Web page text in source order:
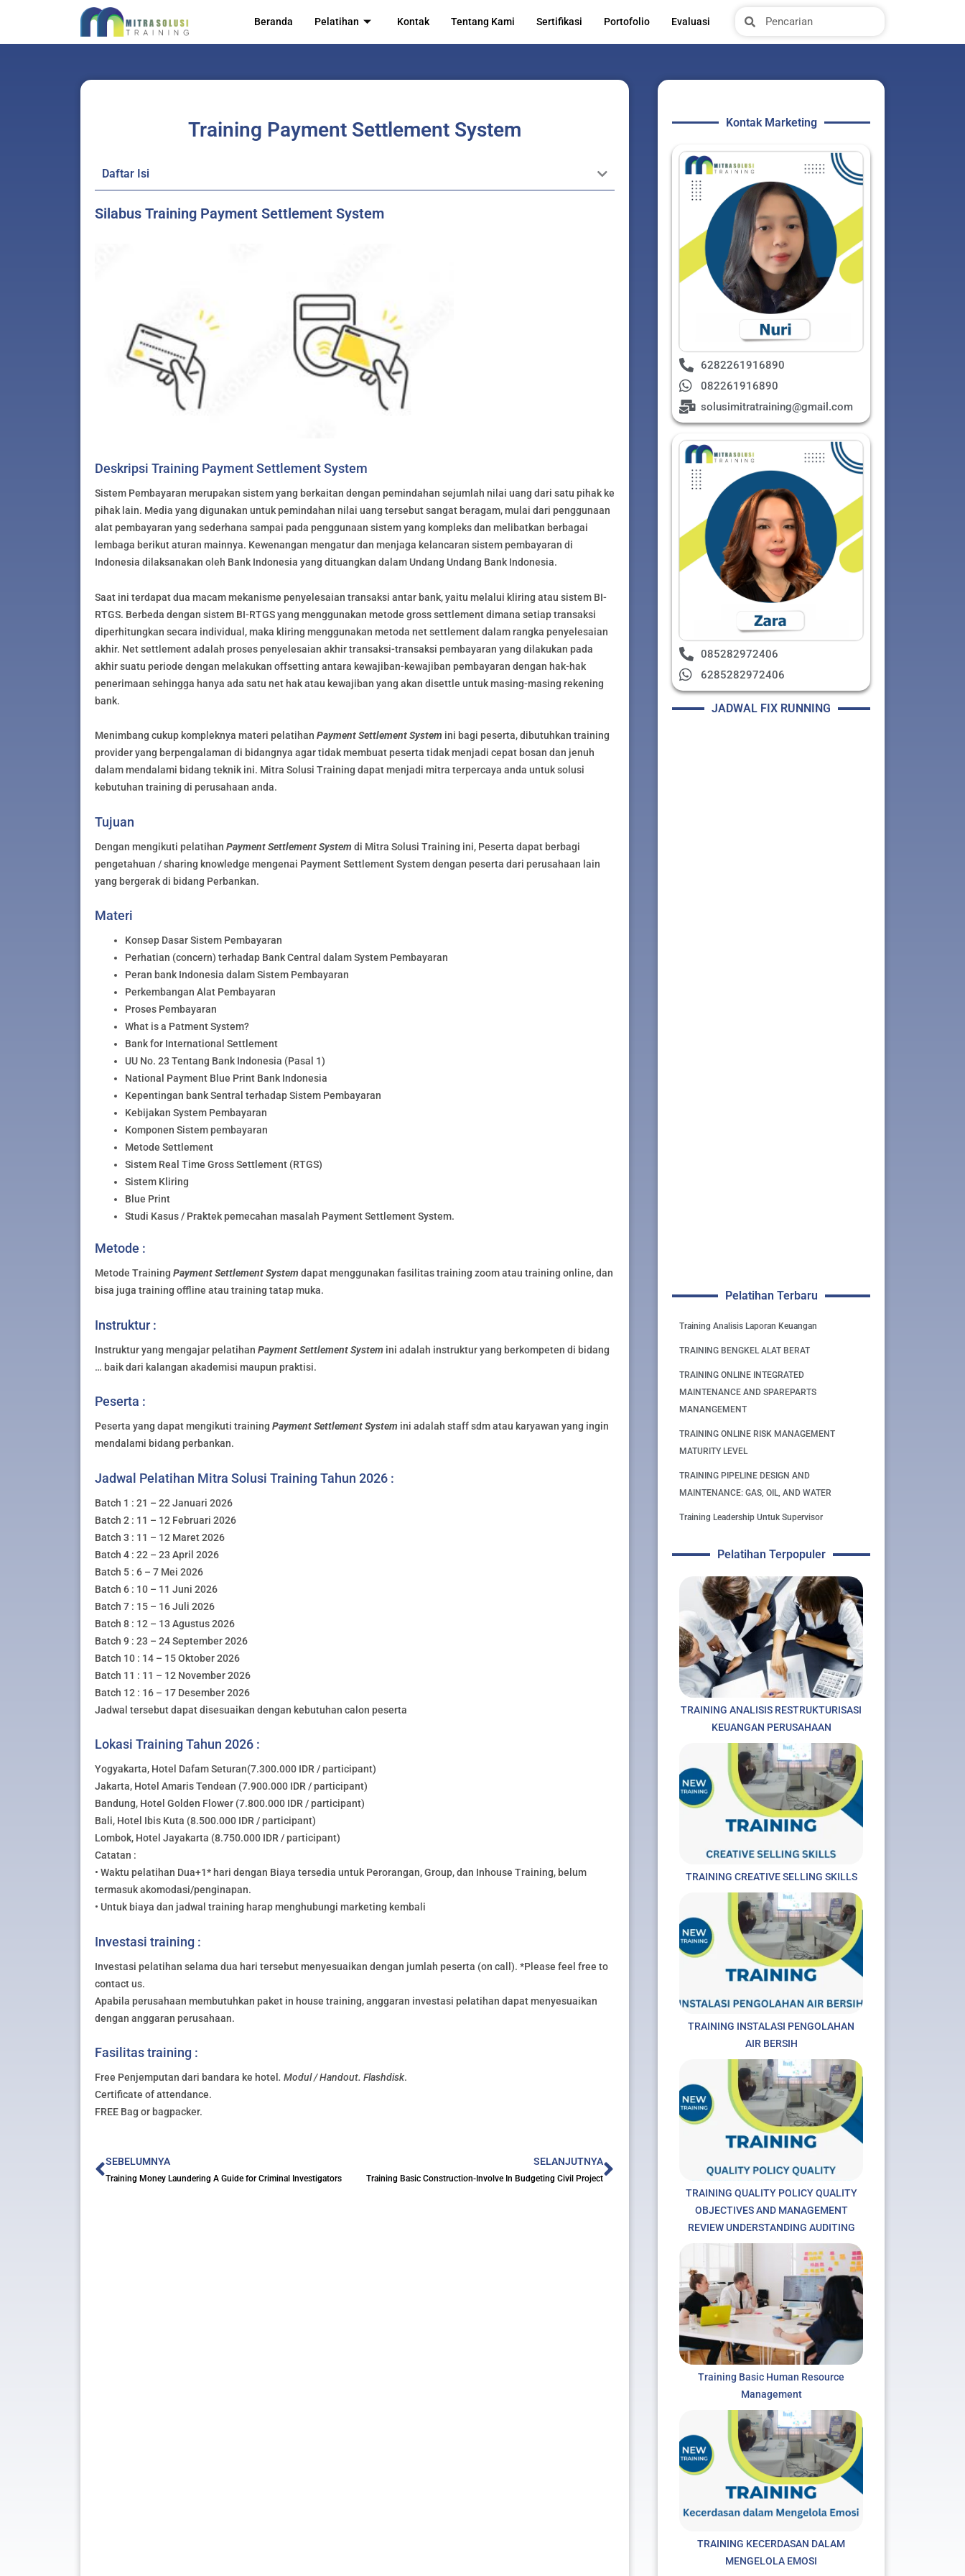
content
Beranda Pelatihan Kontak Tentang Kami Sertifikasi Portofolio Evaluasi SearchSearch
Training Payment Settlement System
Daftar Isi
Silabus Training Payment Settlement System
Deskripsi Training Payment Settlement System
Sistem Pembayaran merupakan sistem yang berkaitan dengan pemindahan sejumlah nilai uang dari satu pihak ke
pihak lain. Media yang digunakan untuk pemindahan nilai uang tersebut sangat beragam, mulai dari penggunaan
alat pembayaran yang sederhana sampai pada penggunaan sistem yang kompleks dan melibatkan berbagai
lembaga berikut aturan mainnya. Kewenangan mengatur dan menjaga kelancaran sistem pembayaran di
Indonesia dilaksanakan oleh Bank Indonesia yang dituangkan dalam Undang Undang Bank Indonesia.
Saat ini terdapat dua macam mekanisme penyelesaian transaksi antar bank, yaitu melalui kliring atau sistem BI-
RTGS. Berbeda dengan sistem BI-RTGS yang menggunakan metode gross settlement dimana setiap transaksi
diperhitungkan secara individual, maka kliring menggunakan metoda net settlement dalam rangka penyelesaian
akhir. Net settlement adalah proses penyelesaian akhir transaksi-transaksi pembayaran yang dilakukan pada
akhir suatu periode dengan melakukan offsetting antara kewajiban-kewajiban pembayaran dengan hak-hak
penerimaan sehingga hanya ada satu net hak atau kewajiban yang akan disettle untuk masing-masing rekening
bank.
Menimbang cukup kompleknya materi pelatihan Payment Settlement System ini bagi peserta, dibutuhkan training
provider yang berpengalaman di bidangnya agar tidak membuat peserta tidak menjadi cepat bosan dan jenuh
dalam mendalami bidang teknik ini. Mitra Solusi Training dapat menjadi mitra terpercaya anda untuk solusi
kebutuhan training di perusahaan anda.
Tujuan
Dengan mengikuti pelatihan Payment Settlement System di Mitra Solusi Training ini, Peserta dapat berbagi
pengetahuan / sharing knowledge mengenai Payment Settlement System dengan peserta dari perusahaan lain
yang bergerak di bidang Perbankan.
Materi
Konsep Dasar Sistem Pembayaran
Perhatian (concern) terhadap Bank Central dalam System Pembayaran
Peran bank Indonesia dalam Sistem Pembayaran
Perkembangan Alat Pembayaran
Proses Pembayaran
What is a Patment System?
Bank for International Settlement
UU No. 23 Tentang Bank Indonesia (Pasal 1)
National Payment Blue Print Bank Indonesia
Kepentingan bank Sentral terhadap Sistem Pembayaran
Kebijakan System Pembayaran
Komponen Sistem pembayaran
Metode Settlement
Sistem Real Time Gross Settlement (RTGS)
Sistem Kliring
Blue Print
Studi Kasus / Praktek pemecahan masalah Payment Settlement System.
Metode :
Metode Training Payment Settlement System dapat menggunakan fasilitas training zoom atau training online, dan
bisa juga training offline atau training tatap muka.
Instruktur :
Instruktur yang mengajar pelatihan Payment Settlement System ini adalah instruktur yang berkompeten di bidang
… baik dari kalangan akademisi maupun praktisi.
Peserta :
Peserta yang dapat mengikuti training Payment Settlement System ini adalah staff sdm atau karyawan yang ingin
mendalami bidang perbankan.
Jadwal Pelatihan Mitra Solusi Training Tahun 2026 :
Batch 1 : 21 – 22 Januari 2026
Batch 2 : 11 – 12 Februari 2026
Batch 3 : 11 – 12 Maret 2026
Batch 4 : 22 – 23 April 2026
Batch 5 : 6 – 7 Mei 2026
Batch 6 : 10 – 11 Juni 2026
Batch 7 : 15 – 16 Juli 2026
Batch 8 : 12 – 13 Agustus 2026
Batch 9 : 23 – 24 September 2026
Batch 10 : 14 – 15 Oktober 2026
Batch 11 : 11 – 12 November 2026
Batch 12 : 16 – 17 Desember 2026
Jadwal tersebut dapat disesuaikan dengan kebutuhan calon peserta
Lokasi Training Tahun 2026 :
Yogyakarta, Hotel Dafam Seturan(7.300.000 IDR / participant)
Jakarta, Hotel Amaris Tendean (7.900.000 IDR / participant)
Bandung, Hotel Golden Flower (7.800.000 IDR / participant)
Bali, Hotel Ibis Kuta (8.500.000 IDR / participant)
Lombok, Hotel Jayakarta (8.750.000 IDR / participant)
Catatan :
• Waktu pelatihan Dua+1* hari dengan Biaya tersedia untuk Perorangan, Group, dan Inhouse Training, belum
termasuk akomodasi/penginapan.
• Untuk biaya dan jadwal training harap menghubungi marketing kembali
Investasi training :
Investasi pelatihan selama dua hari tersebut menyesuaikan dengan jumlah peserta (on call). *Please feel free to
contact us.
Apabila perusahaan membutuhkan paket in house training, anggaran investasi pelatihan dapat menyesuaikan
dengan anggaran perusahaan.
Fasilitas training :
Free Penjemputan dari bandara ke hotel . Modul / Handout. Flashdisk.
Certificate of attendance.
FREE Bag or bagpacker.
Prev
SEBELUMNYA
Training Money Laundering A Guide for Criminal Investigators
SELANJUTNYA
Training Basic Construction-Involve In Budgeting Civil Project
Next
Kontak Marketing
6282261916890
082261916890
solusimitratraining@gmail.com
085282972406
6285282972406
JADWAL FIX RUNNING
Pelatihan Terbaru
Training Analisis Laporan Keuangan
TRAINING BENGKEL ALAT BERAT
TRAINING ONLINE INTEGRATED
MAINTENANCE AND SPAREPARTS
MANANGEMENT
TRAINING ONLINE RISK MANAGEMENT
MATURITY LEVEL
TRAINING PIPELINE DESIGN AND
MAINTENANCE: GAS, OIL, AND WATER
Training Leadership Untuk Supervisor
Pelatihan Terpopuler
TRAINING ANALISIS RESTRUKTURISASI
KEUANGAN PERUSAHAAN
TRAINING CREATIVE SELLING SKILLS
TRAINING INSTALASI PENGOLAHAN
AIR BERSIH
TRAINING QUALITY POLICY QUALITY
OBJECTIVES AND MANAGEMENT
REVIEW UNDERSTANDING AUDITING
Training Basic Human Resource
Management
TRAINING KECERDASAN DALAM
MENGELOLA EMOSI